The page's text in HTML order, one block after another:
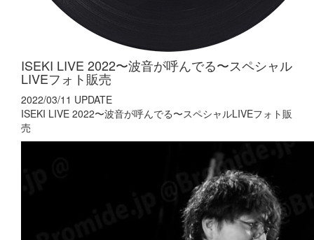
ISEKI LIVE 2022〜波音が呼んでる〜スペシャル
LIVEフォト販売
2022/03/11 UPDATE
ISEKI LIVE 2022〜波音が呼んでる〜スペシャルLIVEフォト販
売